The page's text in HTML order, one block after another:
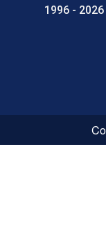
1996 - 2026